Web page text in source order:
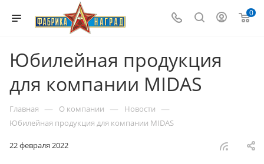
0
Юбилейная продукция
для компании MIDAS
Главная — О компании — Новости —
Юбилейная продукция для компании MIDAS
22 февраля 2022